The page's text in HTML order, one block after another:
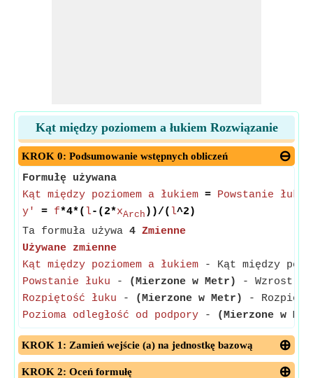
Kąt między poziomem a łukiem Rozwiązanie
KROK 0: Podsumowanie wstępnych obliczeń
Formułę używana
Kąt między poziomem a łukiem = Powstanie łuku
y'
= f*4*( l-(2*xArch ))/( l^2)
Ta formuła używa 4 Zmienne
Używane zmienne
Kąt między poziomem a łukiem - Kąt między
Powstanie łuku - (Mierzone w Metr)
- Wzrost
Rozpiętość łuku - (Mierzone w Metr)
-
Pozioma odległość od podpory - (Mierzone w
KROK 1: Zamień wejście (a) na jednostkę bazową
KROK 2: Oceń formułę